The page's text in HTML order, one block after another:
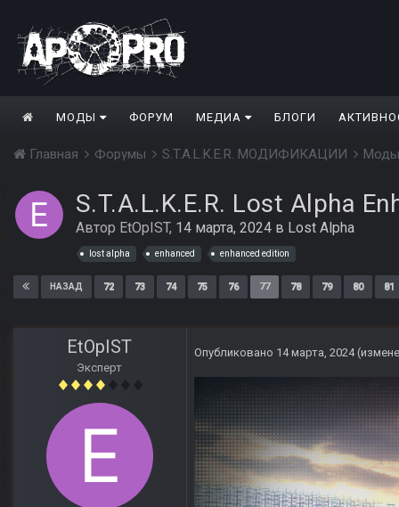
МОДЫ ФОРУМ МЕДИА БЛОГИ
Главная Форумы S.T.A.L.K.E.R. МОДИФИКАЦИИ
S.T.A.L.K.E.R. Lost Alpha
Автор EtOpIST, 14 марта, 2024 в Lost Alpha
lost alpha enhanced enhanced edition
НАЗАД 72 73 74 75 76 77 78 79 80 81
EtOpIST
Эксперт
Опубликовано 14 марта, 2024